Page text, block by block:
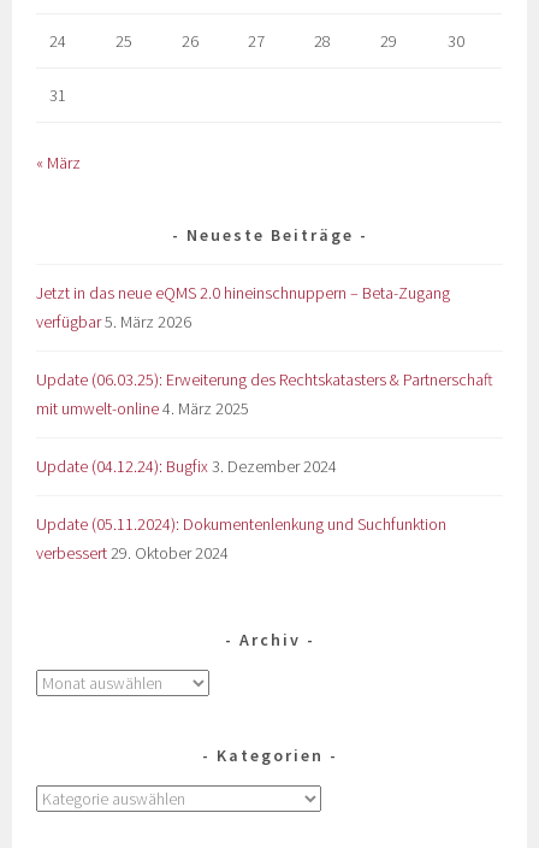
24 25 26 27 28 29 30
31
« März
Neueste Beiträge
Jetzt in das neue eQMS 2.0 hineinschnuppern – Beta-Zugang
verfügbar5. März 2026
Update (06.03.25): Erweiterung des Rechtskatasters & Partnerschaft
mit umwelt-online4. März 2025
Update (04.12.24): Bugfix3. Dezember 2024
Update (05.11.2024): Dokumentenlenkung und Suchfunktion
verbessert29. Oktober 2024
Archiv
Kategorien